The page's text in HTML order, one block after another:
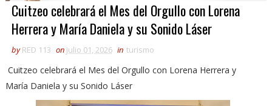
Cuitzeo celebrará el Mes del Orgullo con Lorena
Herrera y María Daniela y su Sonido Láser
by RED 113 on julio 01, 2026 in turismo
Cuitzeo celebrará el Mes del Orgullo con Lorena Herrera y
María Daniela y su Sonido Láser